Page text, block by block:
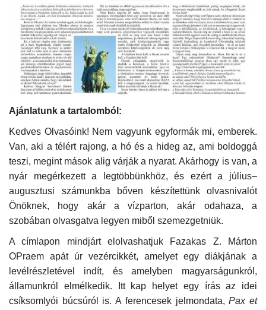
Kultúra
Történelem
Egészség
Gazdaság
Művészet
Sport
Sajtó
Humor
Napló postája
Ajánlatunk a tartalomból:
Kedves Olvasóink! Nem vagyunk egyformák mi, emberek.
Van, aki a télért rajong, a hó és a hideg az, ami boldoggá
teszi, megint mások alig várják a nyarat. Akárhogy is van, a
nyár megérkezett a legtöbbünkhöz, és ezért a július–
augusztusi számunkba bőven készítettünk olvasnivalót
Önöknek, hogy akár a vízparton, akár odahaza, a
szobában olvasgatva legyen miből szemezgetniük.
A címlapon mindjárt elolvashatjuk Fazakas Z. Márton
OPraem apát úr vezércikkét, amelyet egy diákjának a
levélrészletével indít, és amelyben magyarságunkról,
államunkról elmélkedik. Itt kap helyet egy írás az idei
csíksomlyói búcsúról is. A ferencesek jelmondata,Pax et